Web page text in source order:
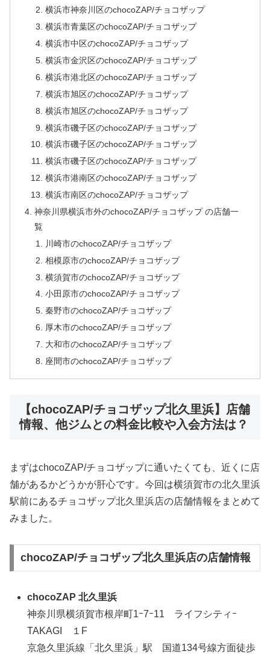
横浜市神奈川区のchocoZAP/チョコザップ
横浜市青葉区のchocoZAP/チョコザップ
横浜市中区のchocoZAP/チョコザップ
横浜市金沢区のchocoZAP/チョコザップ
横浜市港北区のchocoZAP/チョコザップ
横浜市旭区のchocoZAP/チョコザップ
横浜市旭区のchocoZAP/チョコザップ
横浜市磯子区のchocoZAP/チョコザップ
横浜市磯子区のchocoZAP/チョコザップ
横浜市磯子区のchocoZAP/チョコザップ
横浜市港南区のchocoZAP/チョコザップ
横浜市南区のchocoZAP/チョコザップ
神奈川県横浜市外のchocoZAP/チョコザップ の店舗一
覧
川崎市のchocoZAP/チョコザップ
相模原市のchocoZAP/チョコザップ
横須賀市のchocoZAP/チョコザップ
小田原市のchocoZAP/チョコザップ
秦野市のchocoZAP/チョコザップ
厚木市のchocoZAP/チョコザップ
大和市のchocoZAP/チョコザップ
座間市のchocoZAP/チョコザップ
【chocoZAP/チョコザップ北久里浜】店舗
情報、他ジムとの料金比較や入会方法は？
まずはchocoZAP/チョコザップに通いたくても、近くに店
舗があるかどうかが肝心です。今回は横須賀市の北久里浜
駅前にあるチョコザップ北久里浜店の店舗情報をまとめて
みました。
chocoZAP/チョコザップ北久里浜店の店舗情報
chocoZAP 北久里浜
神奈川県横須賀市根岸町1ｰ7ｰ11 ライフシティｰ
TAKAGI １F
京急久里浜線「北久里浜」駅 国道134号線方面徒歩